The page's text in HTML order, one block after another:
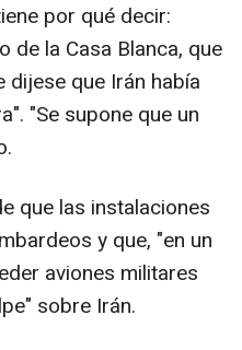
por qué decir:
de la Casa Blanca, que
que Irán había
"Se supone que un
que las instalaciones
y que, "en un
aviones militares
sobre Irán.